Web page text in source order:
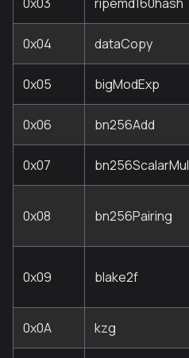
0x04 dataCopy
0x05 bigModExp
0x06 bn256Add
0x07 bn256ScalarMul
0x08 bn256Pairing
0x09 blake2f
0x0A kzg